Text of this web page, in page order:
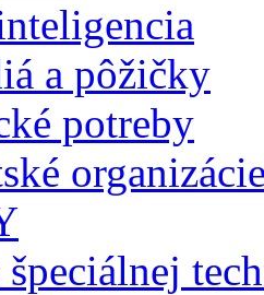
a pôžičky
potreby